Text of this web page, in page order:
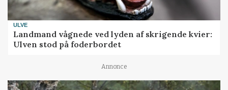
ULVE
Landmand vågnede ved lyden af skrigende kvier:
Ulven stod på foderbordet
Annonce